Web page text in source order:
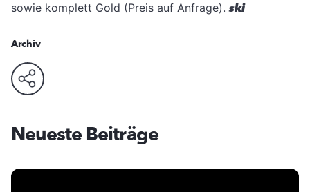
sowie komplett Gold (Preis auf Anfrage).ski
Archiv
Neueste Beiträge